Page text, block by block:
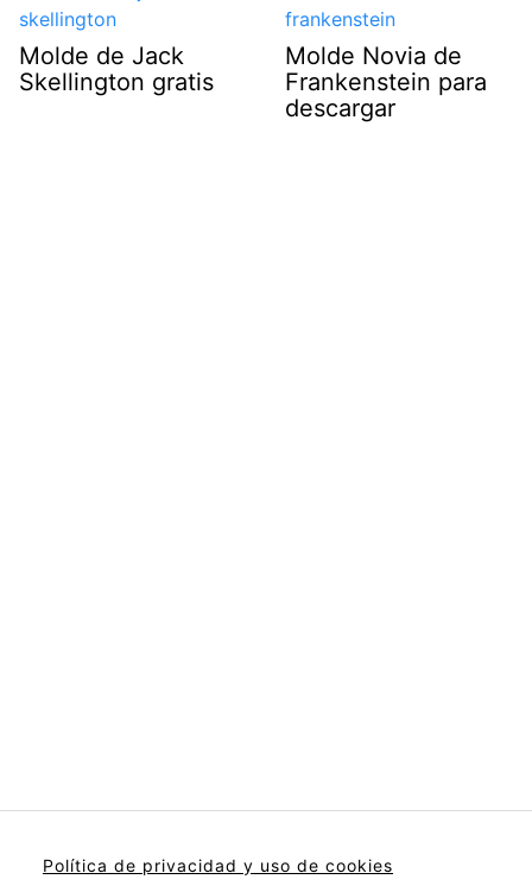
Molde de Jack
Skellington gratis
Molde Novia de
Frankenstein para
descargar
Política de privacidad y uso de cookies